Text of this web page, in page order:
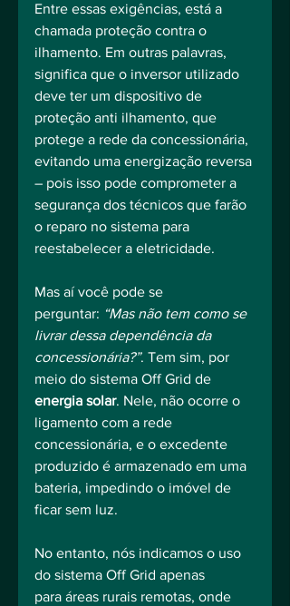
Entre essas exigências, está a
chamada proteção contra o
ilhamento. Em outras palavras,
significa que o inversor utilizado
deve ter um dispositivo de
proteção anti ilhamento, que
protege a rede da concessionária,
evitando uma energização reversa
– pois isso pode comprometer a
segurança dos técnicos que farão
o reparo no sistema para
reestabelecer a eletricidade.
Mas aí você pode se
perguntar: “Mas não tem como se
livrar dessa dependência da
concessionária?”. Tem sim, por
meio do sistema Off Grid de
energia solar. Nele, não ocorre o
ligamento com a rede
concessionária, e o excedente
produzido é armazenado em uma
bateria, impedindo o imóvel de
ficar sem luz.
No entanto, nós indicamos o uso
do sistema Off Grid apenas
para áreas rurais remotas, onde